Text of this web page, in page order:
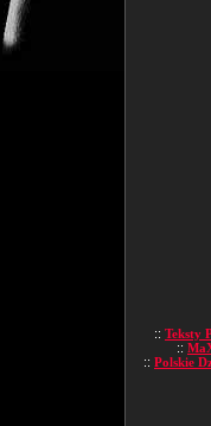
:: Teksty
::
:: Polskie